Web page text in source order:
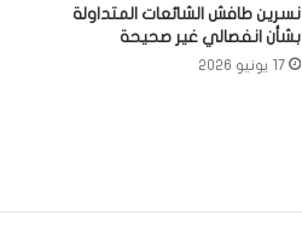
نسرين طافش الشائعات المتداولة
بشأن انفصالي غير صحيحة
17 يونيو 2026